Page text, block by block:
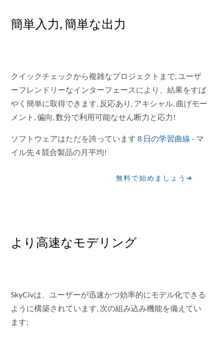
簡単入力, 簡単な出力
クイックチェックから複雑なプロジェクトまで, ユーザ
ーフレンドリーなインターフェースにより、結果をすば
やく簡単に取得できます, 反応あり, アキシャル, 曲げモー
メント, 偏向, 数分で利用可能なせん断力と応力!
ソフトウェアはただを誇っています8 日の学習曲線 - マ
イル先 4 競合製品の月平均!
無料で始めましょう➔
より高速なモデリング
SkyCivは、ユーザーが迅速かつ効率的にモデル化できる
ように構築されています, 次の組み込み機能を備えてい
ます: